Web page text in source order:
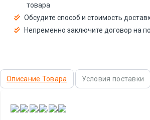
товара
Обсудите способ и стоимость
Непременно заключите договор на
Описание Товара Условия поставки
, , , , ,